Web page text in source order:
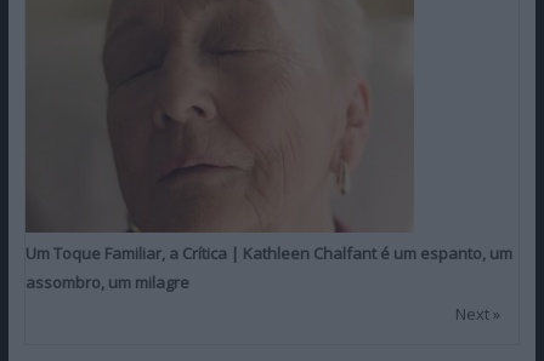
Um Toque Familiar, a Crítica | Kathleen Chalfant é um espanto, um
assombro, um milagre
Next »